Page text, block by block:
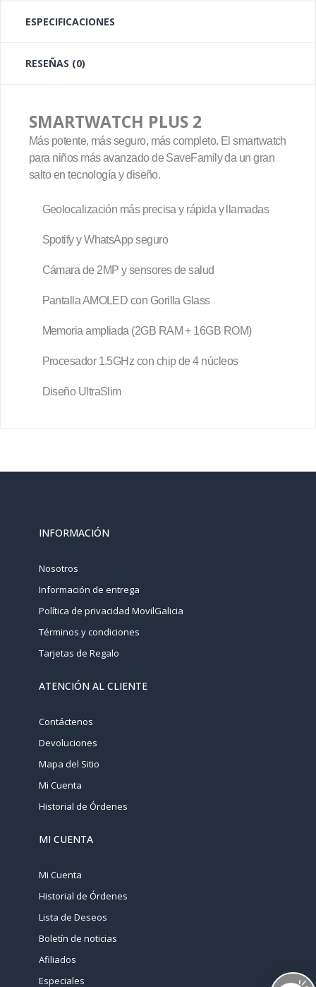
ESPECIFICACIONES
RESEÑAS (0)
SMARTWATCH PLUS 2
Más potente, más seguro, más completo. El smartwatch
para niños más avanzado de SaveFamily da un gran
salto en tecnología y diseño.
Geolocalización más precisa y rápida y llamadas
Spotify y WhatsApp seguro
Cámara de 2MP y sensores de salud
Pantalla AMOLED con Gorilla Glass
Memoria ampliada (2GB RAM + 16GB ROM)
Procesador 1.5GHz con chip de 4 núcleos
Diseño UltraSlim
INFORMACIÓN
Nosotros
Información de entrega
Política de privacidad MovilGalicia
Términos y condiciones
Tarjetas de Regalo
ATENCIÓN AL CLIENTE
Contáctenos
Devoluciones
Mapa del Sitio
Mi Cuenta
Historial de Órdenes
MI CUENTA
Mi Cuenta
Historial de Órdenes
Lista de Deseos
Boletín de noticias
Afiliados
Especiales